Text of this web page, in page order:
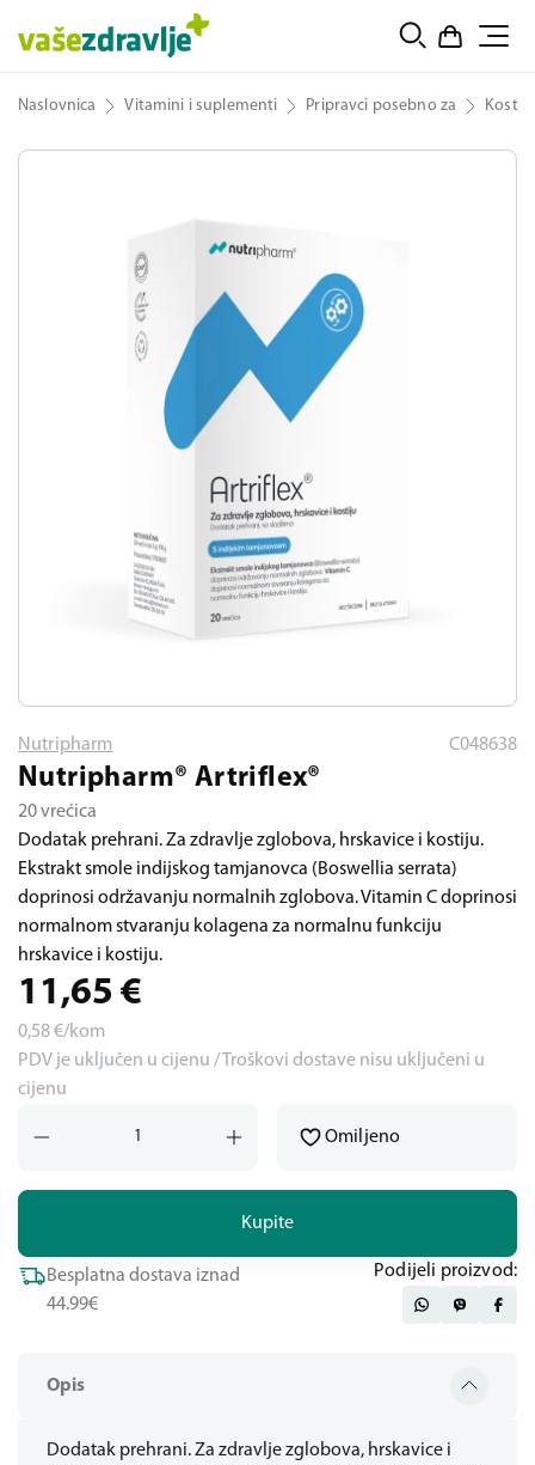
Naslovnica Vitamini i suplementi Pripravci posebno za Kosti i
Opis
Dodatak prehrani. Za zdravlje zglobova, hrskavice i
Nutripharm C048638
Nutripharm® Artriflex®
20 vrećica
Dodatak prehrani. Za zdravlje zglobova, hrskavice i kostiju.
Ekstrakt smole indijskog tamjanovca (Boswellia serrata)
doprinosi održavanju normalnih zglobova. Vitamin C doprinosi
normalnom stvaranju kolagena za normalnu funkciju
hrskavice i kostiju.
11,65 €
0,58€/kom
PDV je uključen u cijenu / Troškovi dostave nisu uključeni u
cijenu
Kupite
Omiljeno
Besplatna dostava iznad
44.99€
Podijeli proizvod: